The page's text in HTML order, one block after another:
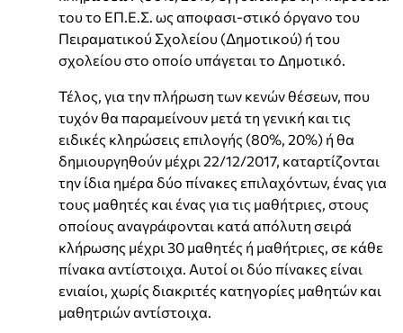
του το ΕΠ.Ε.Σ. ως αποφασι-στικό όργανο του
Πειραματικού Σχολείου (Δημοτικού) ή του
σχολείου στο οποίο υπάγεται το Δημοτικό.
Τέλος, για την πλήρωση των κενών θέσεων, που
τυχόν θα παραμείνουν μετά τη γενική και τις
ειδικές κληρώσεις επιλογής (80%, 20%) ή θα
δημιουργηθούν μέχρι 22/12/2017, καταρτίζονται
την ίδια ημέρα δύο πίνακες επιλαχόντων, ένας για
τους μαθητές και ένας για τις μαθήτριες, στους
οποίους αναγράφονται κατά απόλυτη σειρά
κλήρωσης μέχρι 30 μαθητές ή μαθήτριες, σε κάθε
πίνακα αντίστοιχα. Αυτοί οι δύο πίνακες είναι
ενιαίοι, χωρίς διακριτές κατηγορίες μαθητών και
μαθητριών αντίστοιχα.